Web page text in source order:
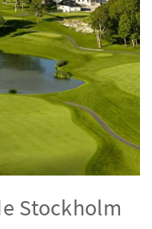
Stockholm